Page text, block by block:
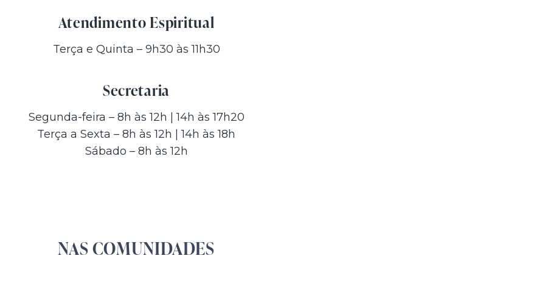
Atendimento Espiritual
Terça e Quinta – 9h30 às 11h30
Secretaria
Segunda-feira – 8h às 12h | 14h às 17h20
Terça a Sexta – 8h às 12h | 14h às 18h
Sábado – 8h às 12h
NAS COMUNIDADES